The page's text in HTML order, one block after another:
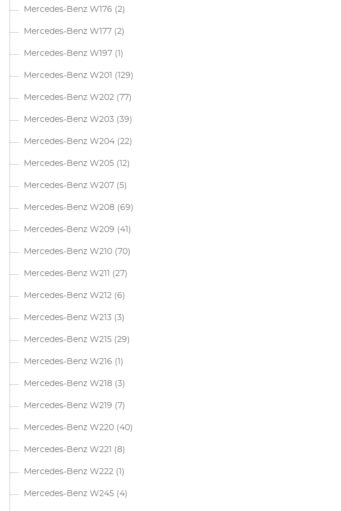
Mercedes-Benz W176 (2)
Mercedes-Benz W177 (2)
Mercedes-Benz W197 (1)
Mercedes-Benz W201 (129)
Mercedes-Benz W202 (77)
Mercedes-Benz W203 (39)
Mercedes-Benz W204 (22)
Mercedes-Benz W205 (12)
Mercedes-Benz W207 (5)
Mercedes-Benz W208 (69)
Mercedes-Benz W209 (41)
Mercedes-Benz W210 (70)
Mercedes-Benz W211 (27)
Mercedes-Benz W212 (6)
Mercedes-Benz W213 (3)
Mercedes-Benz W215 (29)
Mercedes-Benz W216 (1)
Mercedes-Benz W218 (3)
Mercedes-Benz W219 (7)
Mercedes-Benz W220 (40)
Mercedes-Benz W221 (8)
Mercedes-Benz W222 (1)
Mercedes-Benz W245 (4)